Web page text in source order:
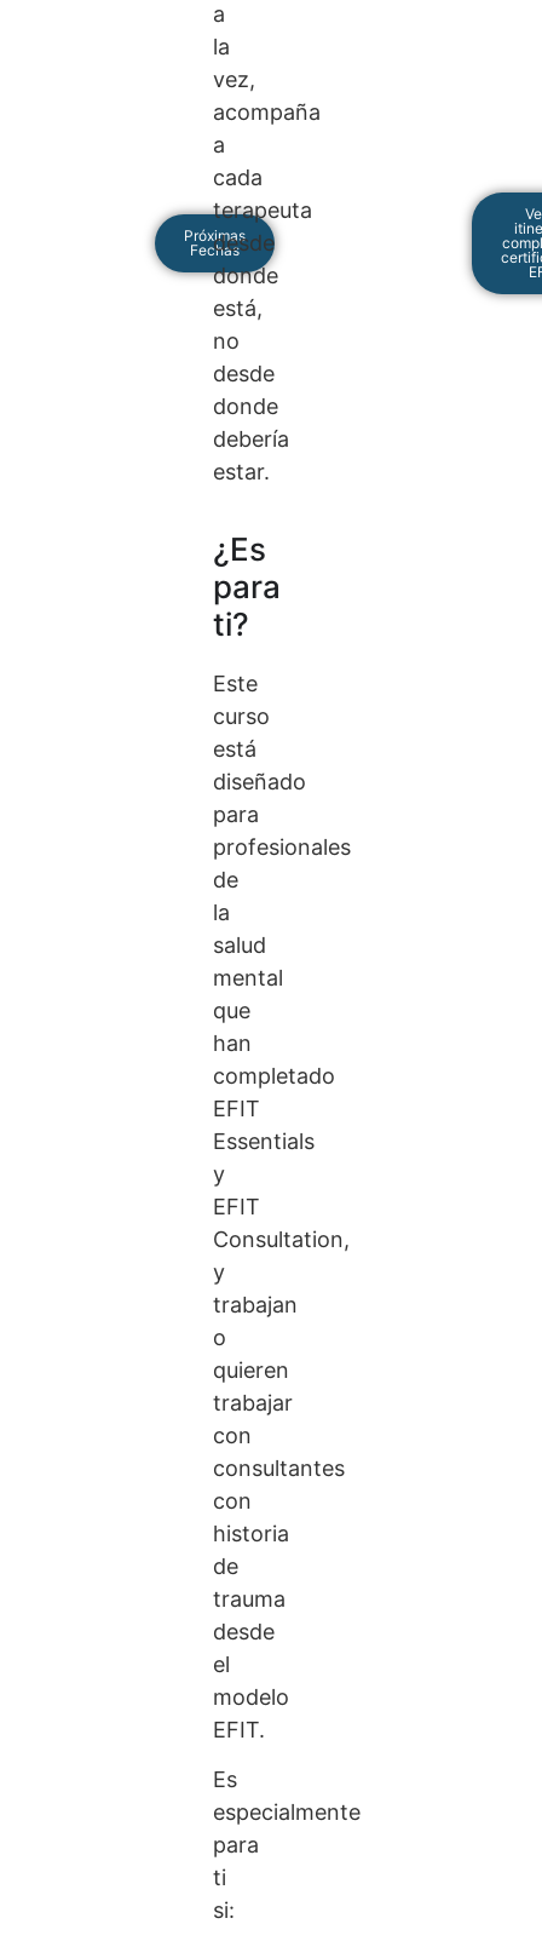
Próximas
Fechas
a
la
vez,
acompaña
a
cada
terapeuta
desde
donde
está,
no
desde
donde
debería
estar.
¿Es
para
ti?
Este
curso
está
diseñado
para
profesionales
de
la
salud
mental
que
han
completado
EFIT
Essentials
y
EFIT
Consultation,
y
trabajan
o
quieren
trabajar
con
consultantes
con
historia
de
trauma
desde
el
modelo
EFIT.
Es
especialmente
para
ti
si: